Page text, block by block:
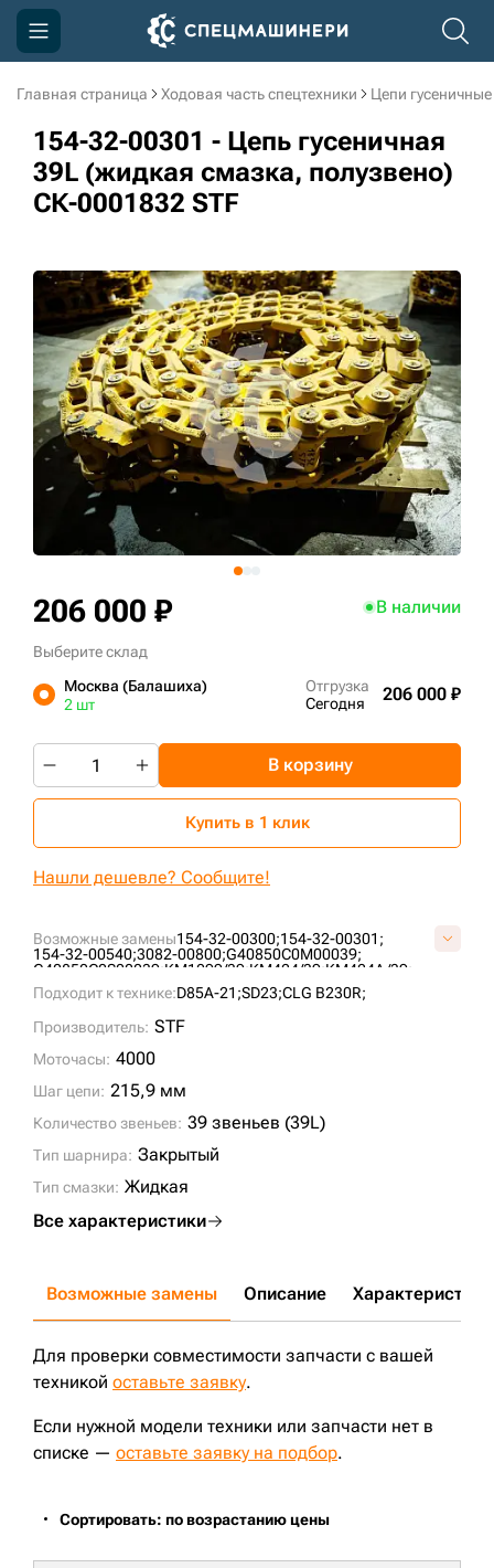
Главная страница Ходовая часть спецтехники Цепи гусеничные
154-32-00301 - Цепь гусеничная
39L (жидкая смазка, полузвено)
СК-0001832 STF
Возможные замены154-32-00300;154-32-00301;
154-32-00540;3082-00800;G40850C0M00039;
G40850C0S00039;KM1099/39;KM424/39;KM424A/39;
VG4085C039;
ZZ1543200301; КЖ216-22-100-01СБ;
Подходит к технике:D85A-21;SD23;CLG B230R;
Производитель: STF
Моточасы: 4000
Шаг цепи: 215,9 мм
Количество звеньев: 39 звеньев (39L)
Тип шарнира: Закрытый
Тип смазки: Жидкая
Все характеристики
206 000 ₽ В наличии
Выберите склад
Москва (Балашиха)
2 шт
Отгрузка
Сегодня
206 000 ₽
В корзину
Купить в 1 клик
Нашли дешевле? Сообщите!
Возможные замены Описание Характеристики
Для проверки совместимости запчасти с вашей
техникой оставьте заявку.
Если нужной модели техники или запчасти нет в
списке — оставьте заявку на подбор.
Сортировать: по возрастанию цены
Компания
Акции
Доставка и оплата
Контакты
3D тур по производству
3D тур по складам
sksale@skdst.ru
+7 (499) 394-50-93